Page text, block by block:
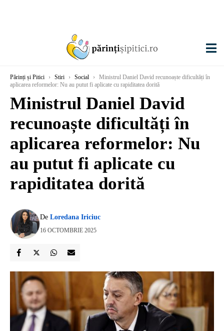
Părinți și Pitici › Stiri › Social ›
Ministrul Daniel David recunoaște dificultăți în
aplicarea reformelor: Nu au putut fi aplicate cu rapiditatea dorită
Ministrul Daniel David
recunoaște dificultăți în
aplicarea reformelor: Nu
au putut fi aplicate cu
rapiditatea dorită
De Loredana Iriciuc
16 OCTOMBRIE 2025